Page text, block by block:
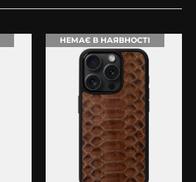
НЕМАЄ В НАЯВНОСТІ